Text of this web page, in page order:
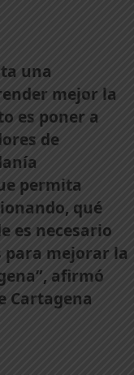
una
mejor la
es poner a
de
permita
qué
es necesario
para mejorar la
afirmó
Cartagena